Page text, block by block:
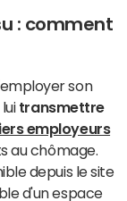
: comment
son
transmettre
employeurs
au chômage.
depuis le site
d'un espace